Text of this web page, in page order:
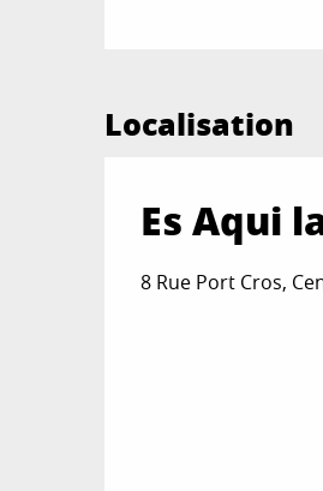
Localisation
Es Aqui
8 Rue Port Cros,